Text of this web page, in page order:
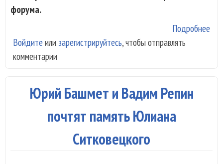
форума.
Подробнее
Войдите или зарегистрируйтесь, чтобы отправлять
комментарии
Юрий Башмет и Вадим Репин
почтят память Юлиана
Ситковецкого